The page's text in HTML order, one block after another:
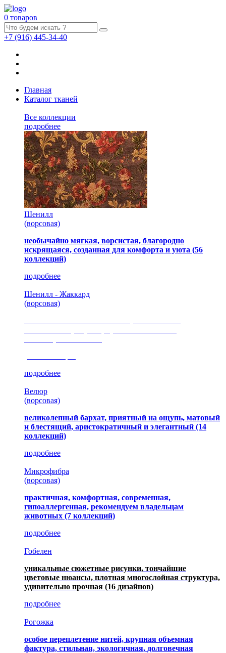
0 товаров
+7 (916) 445-34-40
Главная
Каталог тканей
Все коллекции
подробнее
Шенилл
(ворсовая)
необычайно мягкая, ворсистая, благородно
искрящаяся, созданная для комфорта и уюта (56
коллекций)
подробнее
Шенилл - Жаккард
(ворсовая)
подробнее
Велюр
(ворсовая)
великолепный бархат, приятный на ощупь, матовый
и блестящий, аристократичный и элегантный (14
коллекций)
подробнее
Микрофибра
(ворсовая)
практичная, комфортная, современная,
гипоаллергенная, рекомендуем владельцам
животных (7 коллекций)
подробнее
Гобелен
уникальные сюжетные рисунки, тончайшие
цветовые нюансы, плотная многослойная структура,
удивительно прочная (16 дизайнов)
подробнее
Рогожка
особое переплетение нитей, крупная объемная
фактура, стильная, экологичная, долговечная